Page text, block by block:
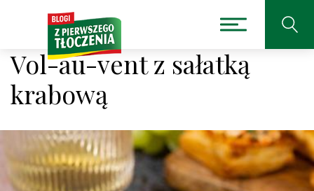
Vol-au-vent z sałatką
krabową